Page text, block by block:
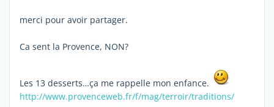
merci pour avoir partager.
Ca sent la Provence, NON?
Les 13 desserts…ça me rappelle mon enfance.
http://www.provenceweb.fr/f/mag/terroir/traditions/